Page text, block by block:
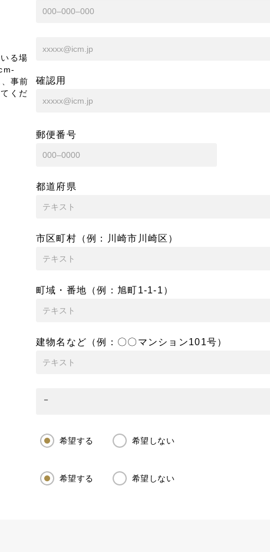
る場
事前
くだ
確認用
郵便番号
都道府県
市区町村（例：川崎市川崎区）
町域・番地（例：旭町1-1-1）
建物名など（例：〇〇マンション101号）
希望する 希望しない
希望する 希望しない